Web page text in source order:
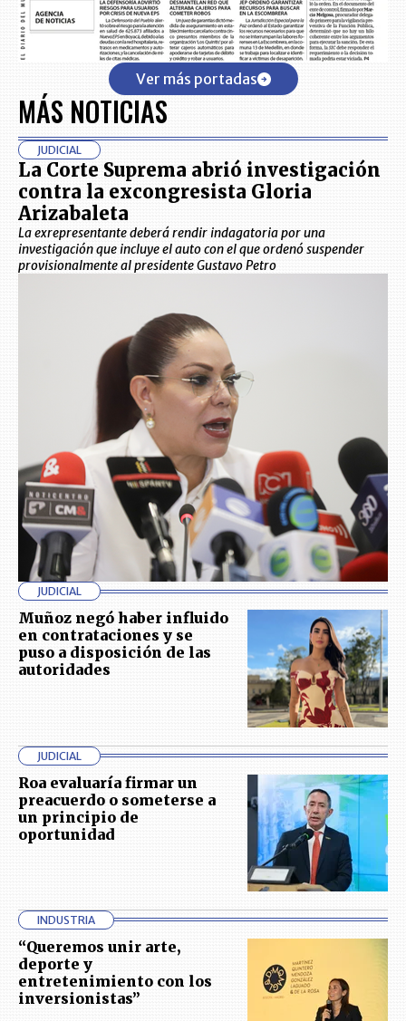
Ver más portadas
MÁS NOTICIAS
JUDICIAL
La Corte Suprema abrió investigación
contra la excongresista Gloria
Arizabaleta
La exrepresentante deberá rendir indagatoria por una
investigación que incluye el auto con el que ordenó suspender
provisionalmente al presidente Gustavo Petro
JUDICIAL
Muñoz negó haber influido
en contrataciones y se
puso a disposición de las
autoridades
JUDICIAL
Roa evaluaría firmar un
preacuerdo o someterse a
un principio de
oportunidad
INDUSTRIA
“Queremos unir arte,
deporte y
entretenimiento con los
inversionistas”